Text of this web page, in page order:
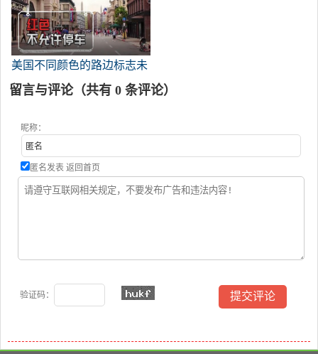
补贴。
美国不同颜色的路边标志未
能按规定停车，后果严重
留言与评论（共有 0 条评论）
昵称：
匿名发表 返回首页
验证码：